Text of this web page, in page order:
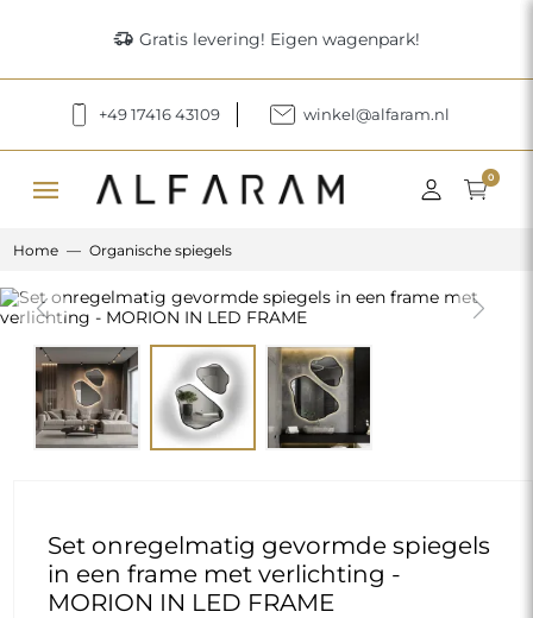
delivery_truck_speed Gratis levering! Eigen wagenpark!
+49 17416 43109 winkel@alfaram.nl
menu 0
Home Organische spiegels
Previous Next
Set onregelmatig gevormde spiegels
in een frame met verlichting -
MORION IN LED FRAME